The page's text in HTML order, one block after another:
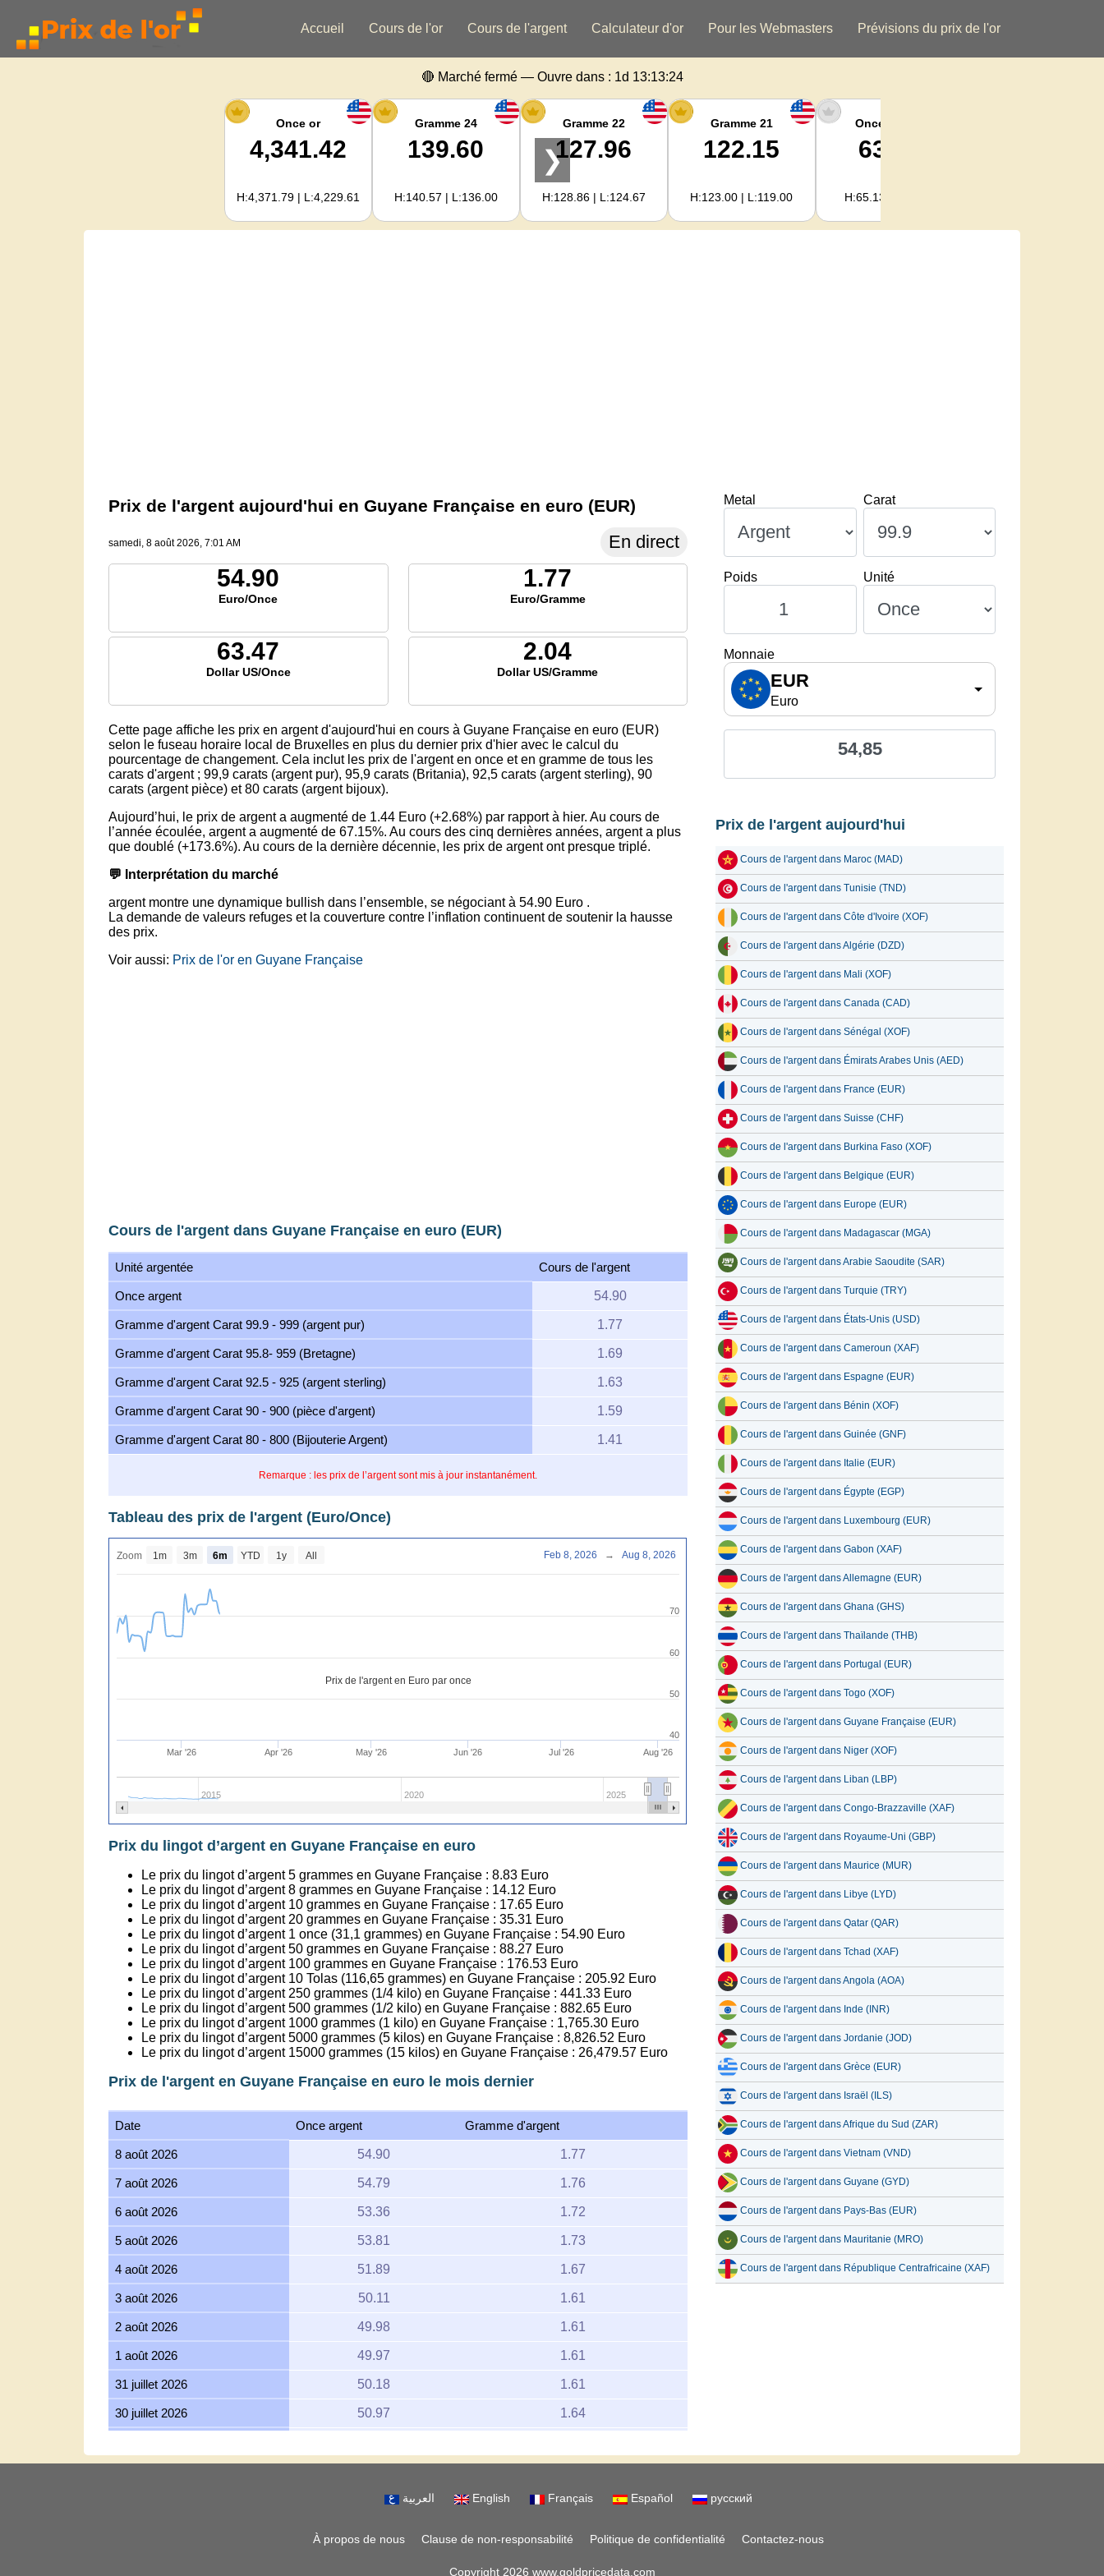
Accueil Cours de l'or Cours de l'argent Calculateur d'or Pour les Webmasters Prévisions du prix de l'or
🔴 Marché fermé — Ouvre dans : 1d 13:13:23
Once or
4,341.42
H:4,371.79 | L:4,229.61
Gramme 24
139.60
H:140.57 | L:136.00
Gramme 22
127.96
H:128.86 | L:124.67
Gramme 21
122.15
H:123.00 | L:119.00
Once argent
63.47
H:65.13 | L:61.15
❯
Prix ​​de l'argent aujourd'hui en Guyane Française en euro (EUR)
samedi, 8 août 2026, 7:01 AM En direct
54.90
Euro/Once
1.77
Euro/Gramme
63.47
Dollar US/Once
2.04
Dollar US/Gramme
Cette page affiche les prix en argent d'aujourd'hui en cours à Guyane Française en euro (EUR)
selon le fuseau horaire local de Bruxelles en plus du dernier prix d'hier avec le calcul du
pourcentage de changement. Cela inclut les prix de l'argent en once et en gramme de tous les
carats d'argent ; 99,9 carats (argent pur), 95,9 carats (Britania), 92,5 carats (argent sterling), 90
carats (argent pièce) et 80 carats (argent bijoux).
Aujourd’hui, le prix de argent a augmenté de 1.44 Euro (+2.68%) par rapport à hier. Au cours de
l’année écoulée, argent a augmenté de 67.15%. Au cours des cinq dernières années, argent a plus
que doublé (+173.6%). Au cours de la dernière décennie, les prix de argent ont presque triplé.
💬 Interprétation du marché
argent montre une dynamique bullish dans l’ensemble, se négociant à 54.90 Euro .
La demande de valeurs refuges et la couverture contre l’inflation continuent de soutenir la hausse
des prix.
Voir aussi: Prix de l'or en Guyane Française
Cours de l'argent dans Guyane Française en euro (EUR)
Unité argentée Cours de l'argent
Remarque : les prix de l’argent sont mis à jour instantanément.
Once argent 54.90
Gramme d'argent Carat 99.9 - 999 (argent pur) 1.77
Gramme d'argent Carat 95.8- 959 (Bretagne) 1.69
Gramme d'argent Carat 92.5 - 925 (argent sterling) 1.63
Gramme d'argent Carat 90 - 900 (pièce d'argent) 1.59
Gramme d'argent Carat 80 - 800 (Bijouterie Argent) 1.41
Tableau des prix de l'argent (Euro/Once)
Prix de l'argent en Euro par once
Mar '26 Apr '26 May '26 Jun '26 Jul '26 Aug '26
2015 2020 2025
50
60
70
40
Zoom 1m 3m 6m YTD 1y All Feb 8, 2026 → Aug 8, 2026
Prix du lingot d’argent en Guyane Française en euro
Le prix du lingot d’argent 5 grammes en Guyane Française : 8.83 Euro
Le prix du lingot d’argent 8 grammes en Guyane Française : 14.12 Euro
Le prix du lingot d’argent 10 grammes en Guyane Française : 17.65 Euro
Le prix du lingot d’argent 20 grammes en Guyane Française : 35.31 Euro
Le prix du lingot d’argent 1 once (31,1 grammes) en Guyane Française : 54.90 Euro
Le prix du lingot d’argent 50 grammes en Guyane Française : 88.27 Euro
Le prix du lingot d’argent 100 grammes en Guyane Française : 176.53 Euro
Le prix du lingot d’argent 10 Tolas (116,65 grammes) en Guyane Française : 205.92 Euro
Le prix du lingot d’argent 250 grammes (1/4 kilo) en Guyane Française : 441.33 Euro
Le prix du lingot d’argent 500 grammes (1/2 kilo) en Guyane Française : 882.65 Euro
Le prix du lingot d’argent 1000 grammes (1 kilo) en Guyane Française : 1,765.30 Euro
Le prix du lingot d’argent 5000 grammes (5 kilos) en Guyane Française : 8,826.52 Euro
Le prix du lingot d’argent 15000 grammes (15 kilos) en Guyane Française : 26,479.57 Euro
Prix de l'argent en Guyane Française en euro le mois dernier
Date Once argent Gramme d'argent
8 août 2026 54.90 1.77
7 août 2026 54.79 1.76
6 août 2026 53.36 1.72
5 août 2026 53.81 1.73
4 août 2026 51.89 1.67
3 août 2026 50.11 1.61
2 août 2026 49.98 1.61
1 août 2026 49.97 1.61
31 juillet 2026 50.18 1.61
30 juillet 2026 50.97 1.64
51.45 1.65
Metal Carat
Poids Unité
Monnaie
EUR
Euro
54,85
Prix de l'argent aujourd'hui
Cours de l'argent dans Maroc (MAD)
Cours de l'argent dans Tunisie (TND)
Cours de l'argent dans Côte d'Ivoire (XOF)
Cours de l'argent dans Algérie (DZD)
Cours de l'argent dans Mali (XOF)
Cours de l'argent dans Canada (CAD)
Cours de l'argent dans Sénégal (XOF)
Cours de l'argent dans Émirats Arabes Unis (AED)
Cours de l'argent dans France (EUR)
Cours de l'argent dans Suisse (CHF)
Cours de l'argent dans Burkina Faso (XOF)
Cours de l'argent dans Belgique (EUR)
Cours de l'argent dans Europe (EUR)
Cours de l'argent dans Madagascar (MGA)
Cours de l'argent dans Arabie Saoudite (SAR)
Cours de l'argent dans Turquie (TRY)
Cours de l'argent dans États-Unis (USD)
Cours de l'argent dans Cameroun (XAF)
Cours de l'argent dans Espagne (EUR)
Cours de l'argent dans Bénin (XOF)
Cours de l'argent dans Guinée (GNF)
Cours de l'argent dans Italie (EUR)
Cours de l'argent dans Égypte (EGP)
Cours de l'argent dans Luxembourg (EUR)
Cours de l'argent dans Gabon (XAF)
Cours de l'argent dans Allemagne (EUR)
Cours de l'argent dans Ghana (GHS)
Cours de l'argent dans Thaïlande (THB)
Cours de l'argent dans Portugal (EUR)
Cours de l'argent dans Togo (XOF)
Cours de l'argent dans Guyane Française (EUR)
Cours de l'argent dans Niger (XOF)
Cours de l'argent dans Liban (LBP)
Cours de l'argent dans Congo-Brazzaville (XAF)
Cours de l'argent dans Royaume-Uni (GBP)
Cours de l'argent dans Maurice (MUR)
Cours de l'argent dans Libye (LYD)
Cours de l'argent dans Qatar (QAR)
Cours de l'argent dans Tchad (XAF)
Cours de l'argent dans Angola (AOA)
Cours de l'argent dans Inde (INR)
Cours de l'argent dans Jordanie (JOD)
Cours de l'argent dans Grèce (EUR)
Cours de l'argent dans Israël (ILS)
Cours de l'argent dans Afrique du Sud (ZAR)
Cours de l'argent dans Vietnam (VND)
Cours de l'argent dans Guyane (GYD)
Cours de l'argent dans Pays-Bas (EUR)
Cours de l'argent dans Mauritanie (MRO)
Cours de l'argent dans République Centrafricaine (XAF)
العربية English Français Español русский
À propos de nous Clause de non-responsabilité Politique de confidentialité Contactez-nous
Copyright 2026 www.goldpricedata.com